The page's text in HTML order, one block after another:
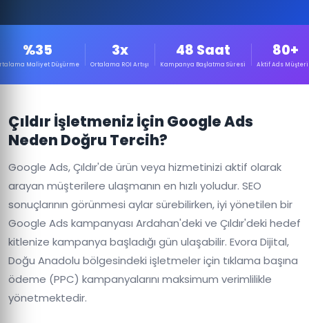
%35
Maliyet Düşürme
3x
Ortalama ROI Artışı
48 Saat
Kampanya Başlatma Süresi
80+
Aktif Ads
Çıldır İşletmeniz İçin Google Ads
Neden Doğru Tercih?
Google Ads, Çıldır'de ürün veya hizmetinizi aktif olarak
arayan müşterilere ulaşmanın en hızlı yoludur. SEO
sonuçlarının görünmesi aylar sürebilirken, iyi yönetilen bir
Google Ads kampanyası Ardahan'deki ve Çıldır'deki hedef
kitlenize kampanya başladığı gün ulaşabilir. Evora Dijital,
Doğu Anadolu bölgesindeki işletmeler için tıklama başına
ödeme (PPC) kampanyalarını maksimum verimlilikle
yönetmektedir.